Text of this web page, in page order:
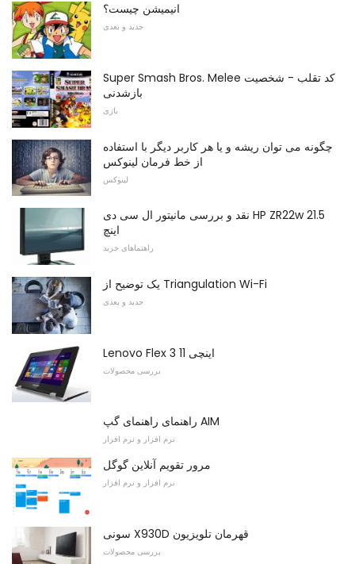
انیمیشن چیست؟
جدید و بعدی
Super Smash Bros. Melee کد تقلب - شخصیت
بازشدنی
بازی
چگونه می توان ریشه و یا هر کاربر دیگر با استفاده
از خط فرمان لینوکس
لینوکس
نقد و بررسی مانیتور ال سی دی HP ZR22w 21.5
اینچ
راهنماهای خرید
یک توضیح از Triangulation Wi-Fi
جدید و بعدی
Lenovo Flex 3 11 اینچی
بررسی محصولات
راهنمای راهنمای گپ AIM
نرم افزار و نرم افزار
مرور تقویم آنلاین گوگل
نرم افزار و نرم افزار
سونی X930D قهرمان تلویزیون
بررسی محصولات